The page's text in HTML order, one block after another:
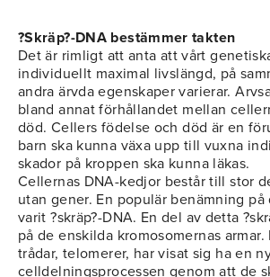
?Skräp?-DNA bestämmer takten
Det är rimligt att anta att vårt
individuellt maximal livslängd, på
andra ärvda egenskaper varierar.
bland annat förhållandet mellan
död. Cellers födelse och död är en
barn ska kunna växa upp till vuxna
skador på kroppen ska kunna läkas.
Cellernas DNA-kedjor består till stor
utan gener. En populär benämning på
varit ?skräp?-DNA. En del av detta
på de enskilda kromosomernas armar.
trådar, telomerer, har visat sig ha en
celldelningsprocessen genom att de